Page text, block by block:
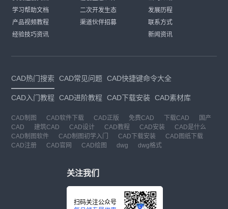
学习帮助文档
产品视频教程
经验技巧资讯
二次开发生态
渠道伙伴招募
发展历程
联系方式
新闻资讯
CAD热门搜索 CAD常见问题 CAD快捷键命令大全
CAD入门教程 CAD进阶教程 CAD下载安装 CAD素材库
CAD制图 CAD软件下载 CAD正版 免费CAD 下载CAD
国产
CAD
建筑CAD CAD设计 CAD教程 CAD安装
CAD是什么
CAD制图软件
CAD制图初学入门 CAD下载安装
CAD图纸下载
CAD注册
CAD官网 CAD绘图 dwg dwg格式
关注我们
扫码关注公众号